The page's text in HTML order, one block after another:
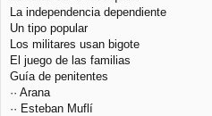
La independencia dependiente
Un tipo popular
Los militares usan bigote
El juego de las familias
Guía de penitentes
·· Arana
·· Esteban Muflí